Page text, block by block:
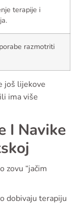
terapije i
razmotriti
još lijekove
ima više
I Navike
zovu “jačim
dobivaju terapiju